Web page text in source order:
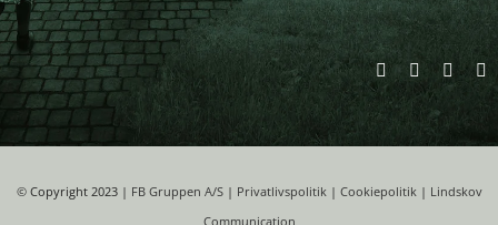
©Copyright 2023 | FB Gruppen A/S| Privatlivspolitik| Cookiepolitik| Lindskov